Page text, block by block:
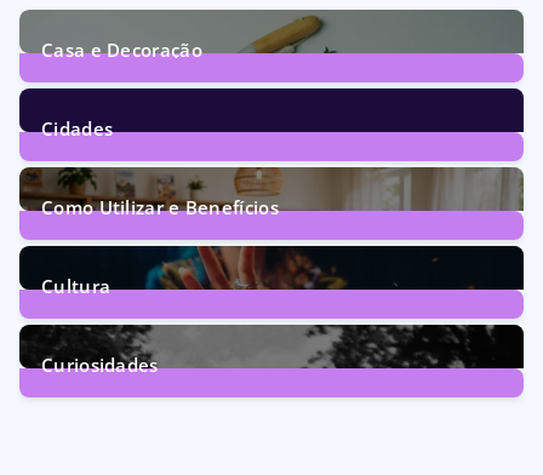
Casa e Decoração
1Post
Cidades
73Posts
Como Utilizar e Benefícios
160Posts
Cultura
246Posts
Curiosidades